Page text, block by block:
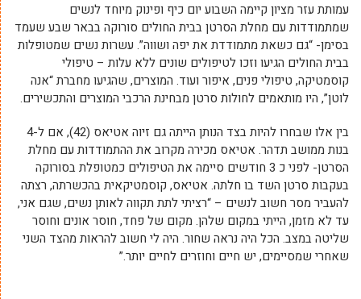
עמותת עזר מציון קיימה השבוע יום כיף ופינוק מיוחד לנשים
שמתמודדות עם מחלת הסרטן בבית החולים סורוקה בבאר שבע שעמד
בסימן- “גם כשאת מתמודדת את יפה ושווה”. עשרות נשים שמטופלות
בבית החולים הגיעו וזכו לטיפולים שונים ללא עלות – טיפולי
קוסמטיקה, טיפולי פנים, איפור ועוד. המוצרים, שהגיעו מחברת “אנה
לוטן”, היו מותאמים לחולות סרטן מבחינת הרכבי המוצרים והתכשירים.
בין אלו שבחרו להיות בצד הנותן הייתה גם זיוה אטיאס (42), אם ל-4
בנות ממושב תדהר. אטיאס מכירה מקרוב את ההתמודדות עם מחלת
הסרטן- לפני כ 3 חודשים סיימה את הטיפולים כמטופלת בסורוקה
בעקבות סרטן השד בו חלתה. אטיאס, קוסמטיקאית בהכשרתה, רצתה
להעביר מסר חשוב לנשים – “רציתי לתת תקווה לאותן נשים, שגם אני,
עד לא מזמן, הייתי במקום שלהן. מקום של פחד, חוסר אונים וחוסר
שליטה במצב. הכל היה נראה שחור. היה לי חשוב להראות מהצד השני
שאחרי שמסיימים, יש חיים וחוזרים לחיים יותר.”